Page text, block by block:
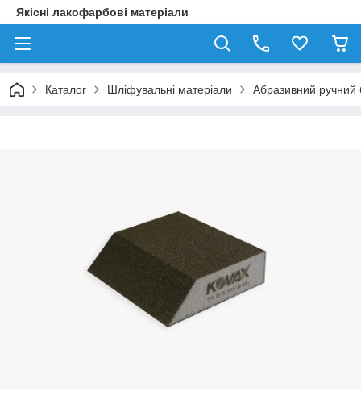
Якісні лакофарбові матеріали
Каталог Шліфувальні матеріали Абразивний ручний